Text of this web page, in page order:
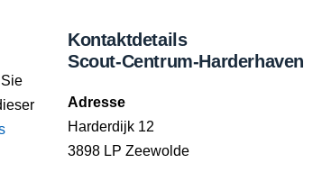
Kontaktdetails
Scout-Centrum-Harderhaven
Adresse
Harderdijk 12
3898 LP Zeewolde